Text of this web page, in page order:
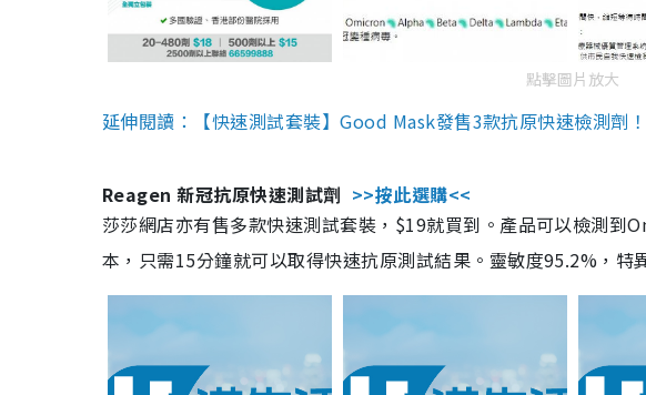
點擊圖片放大
延伸閱讀：【快速測試套裝】Good Mask發售3款抗原快速檢測劑
Reagen 新冠抗原快速測試劑 >>按此選購<<
莎莎網店亦有售多款快速測試套裝，$19就買到。產品可以檢測
本，只需15分鐘就可以取得快速抗原測試結果。靈敏度95.2%，特